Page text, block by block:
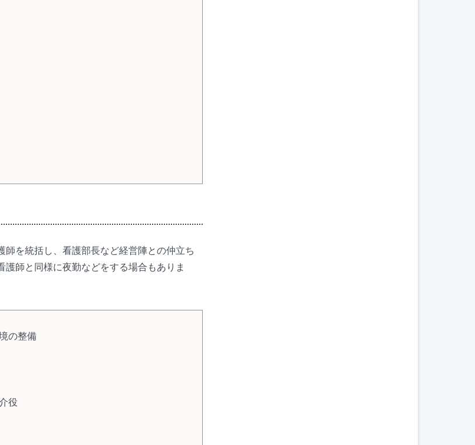
を統括し、看護部長など経営陣との仲立ち
師と同様に夜勤などをする場合もありま
の整備
役